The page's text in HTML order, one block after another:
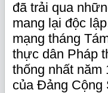
đã trải qua
mang lại độc
mạng tháng
thực dân Pháp
thống nhất năm
của Đảng Cộng